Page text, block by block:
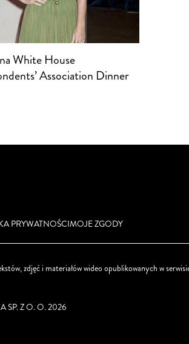
White House
Association Dinner
PRYWATNOŚCIMOJE ZGODY
zdjęć i materiałów wideo opublikowanych w
SP. Z O. O. 2026